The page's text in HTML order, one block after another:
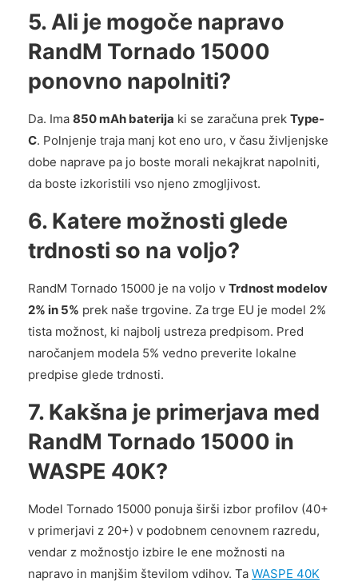
5. Ali je mogoče napravo
RandM Tornado 15000
ponovno napolniti?
Da. Ima 850 mAh baterija ki se zaračuna prek Type-
C. Polnjenje traja manj kot eno uro, v času življenjske
dobe naprave pa jo boste morali nekajkrat napolniti,
da boste izkoristili vso njeno zmogljivost.
6. Katere možnosti glede
trdnosti so na voljo?
RandM Tornado 15000 je na voljo v Trdnost modelov
2% in 5% prek naše trgovine. Za trge EU je model 2%
tista možnost, ki najbolj ustreza predpisom. Pred
naročanjem modela 5% vedno preverite lokalne
predpise glede trdnosti.
7. Kakšna je primerjava med
RandM Tornado 15000 in
WASPE 40K?
Model Tornado 15000 ponuja širši izbor profilov (40+
v primerjavi z 20+) v podobnem cenovnem razredu,
vendar z možnostjo izbire le ene možnosti na
napravo in manjšim številom vdihov. Ta WASPE 40K